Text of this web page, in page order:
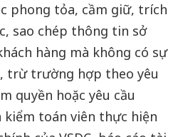
phong tỏa, cầm giữ, trích
sao chép thông tin sở
hàng mà không có sự
trừ trường hợp theo yêu
quyền hoặc yêu cầu
toán viên thực hiện